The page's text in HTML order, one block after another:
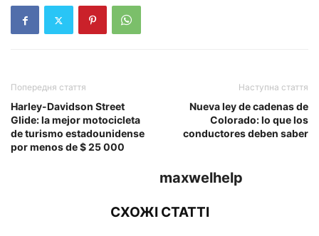
Попередня стаття
Harley-Davidson Street
Glide: la mejor motocicleta
de turismo estadounidense
por menos de $ 25 000
Наступна стаття
Nueva ley de cadenas de
Colorado: lo que los
conductores deben saber
maxwelhelp
СХОЖІ СТАТТІ